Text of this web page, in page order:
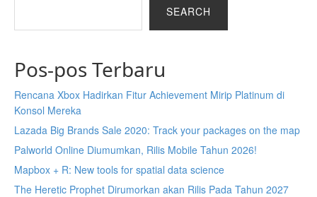
SEARCH
Pos-pos Terbaru
Rencana Xbox Hadirkan Fitur Achievement Mirip Platinum di
Konsol Mereka
Lazada Big Brands Sale 2020: Track your packages on the map
Palworld Online Diumumkan, Rilis Mobile Tahun 2026!
Mapbox + R: New tools for spatial data science
The Heretic Prophet Dirumorkan akan Rilis Pada Tahun 2027